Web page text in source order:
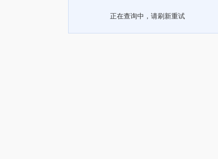
正在查询中，请刷新重试